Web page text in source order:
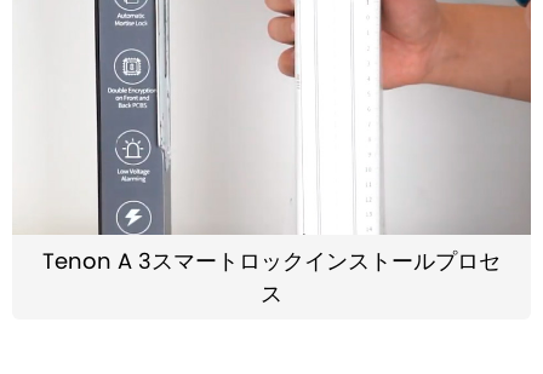
Tenon A 3スマートロックインストールプロセ
ス